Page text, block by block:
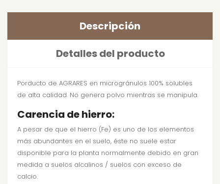
Descripción
Detalles del producto
Porducto de AGRARES en microgránulos 100% solubles
de alta calidad. No genera polvo mientras se manipula.
Carencia de hierro:
A pesar de que el hierro (Fe) es uno de los elementos
más abundantes en el suelo, éste no suele estar
disponible para la planta normalmente debido en gran
medida a suelos alcalinos / suelos con exceso de
calcio.